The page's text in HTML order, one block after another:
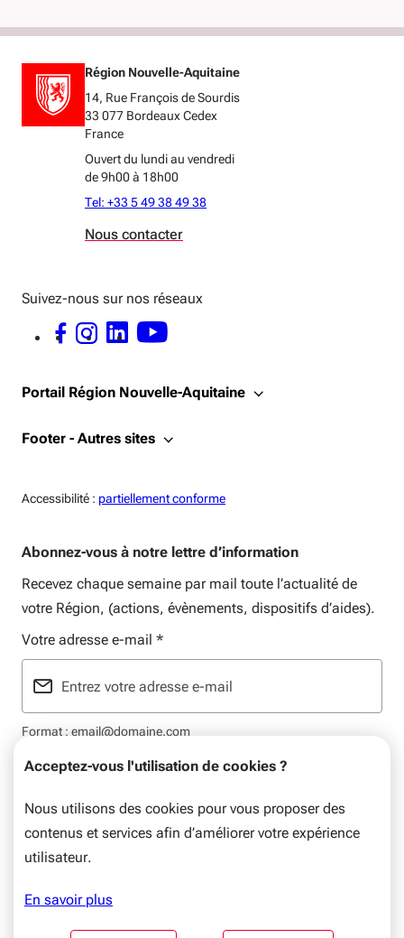
Acceptez-vous l'utilisation de cookies ?
Nous utilisons des cookies pour vous proposer des
contenus et services afin d’améliorer votre expérience
utilisateur.
En savoir plus
Région Nouvelle-Aquitaine
14, Rue François de Sourdis
33 077 Bordeaux Cedex
France
Ouvert du lundi au vendredi
de 9h00 à 18h00
Tel: +33 5 49 38 49 38
Nous contacter
Suivez-nous sur nos réseaux
FACEBOOK - OUVERTURE DANS UNE NOUVELLE FENÊTRE
INSTAGRAM - OUVERTURE DANS UNE NOUVELLE FENÊTRE
LINKEDIN - OUVERTURE DANS UNE NOUVELLE FENÊTRE
YOUTUBE - OUVERTURE DANS UNE NOUVELLE FENÊTRE
Portail Région Nouvelle-Aquitaine
Footer - Autres sites
Accessibilité : Accessiblité:
partiellement conforme
Abonnez-vous à notre lettre d’information
Recevez chaque semaine par mail toute l’actualité de
votre Région, (actions, évènements, dispositifs d’aides).
Votre adresse e-mail *
Format : email@domaine.com
Mentions légales